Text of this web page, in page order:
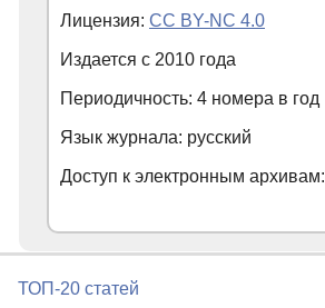
Лицензия: CC BY-NC 4.0
Издается с 2010 года
Периодичность: 4 номера в год
Язык журнала: русский
Доступ к электронным архивам:
ТОП-20 статей